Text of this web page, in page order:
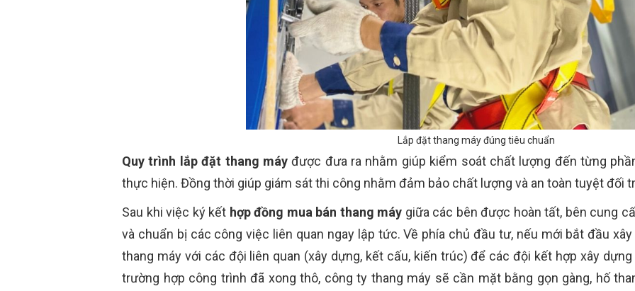
Lắp đặt thang máy đúng tiêu chuẩn
Quy trình lắp đặt thang máyđược đưa ra nhằm giúp kiểm soát chất lượng đến từng
thực hiện. Đồng thời giúp giám sát thi công nhằm đảm bảo chất lượng và an toàn tuyệt đối
Sau khi việc ký kết hợp đồng mua bán thang máy giữa các bên được hoàn tất, bên cung
và chuẩn bị các công việc liên quan ngay lập tức. Về phía chủ đầu tư, nếu mới bắt đầu
thang máy với các đội liên quan (xây dựng, kết cấu, kiến trúc) để các đội kết hợp xây
trường hợp công trình đã xong thô, công ty thang máy sẽ cần mặt bằng gọn gàng, hố